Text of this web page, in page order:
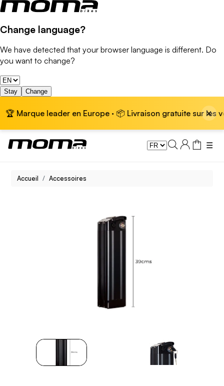
Change language?
We have detected that your browser language is different. Do
you want to change?
Stay Change
Marque leader en Europe · 📦 Livraison gratuite sur les×
☰
Accueil Accessoires